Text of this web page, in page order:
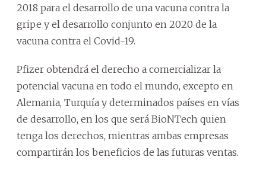
2018 para el desarrollo de una vacuna contra la
gripe y el desarrollo conjunto en 2020 de la
vacuna contra el Covid-19.
Pfizer obtendrá el derecho a comercializar la
potencial vacuna en todo el mundo, excepto en
Alemania, Turquía y determinados países en vías
de desarrollo, en los que será BioNTech quien
tenga los derechos, mientras ambas empresas
compartirán los beneficios de las futuras ventas.